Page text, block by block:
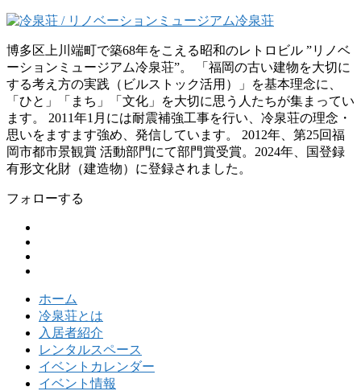
博多区上川端町で築68年をこえる昭和のレトロビル ”リノベ
ーションミュージアム冷泉荘”。 「福岡の古い建物を大切に
する考え方の実践（ビルストック活用）」を基本理念に、
「ひと」「まち」「文化」を大切に思う人たちが集まってい
ます。 2011年1月には耐震補強工事を行い、冷泉荘の理念・
思いをますます強め、発信しています。 2012年、第25回福
岡市都市景観賞 活動部門にて部門賞受賞。2024年、国登録
有形文化財（建造物）に登録されました。
フォローする
ホーム
冷泉荘とは
入居者紹介
レンタルスペース
イベントカレンダー
イベント情報